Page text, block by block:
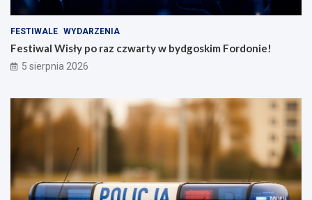
FESTIWALE WYDARZENIA
Festiwal Wisły po raz czwarty w bydgoskim Fordonie!
5 sierpnia 2026